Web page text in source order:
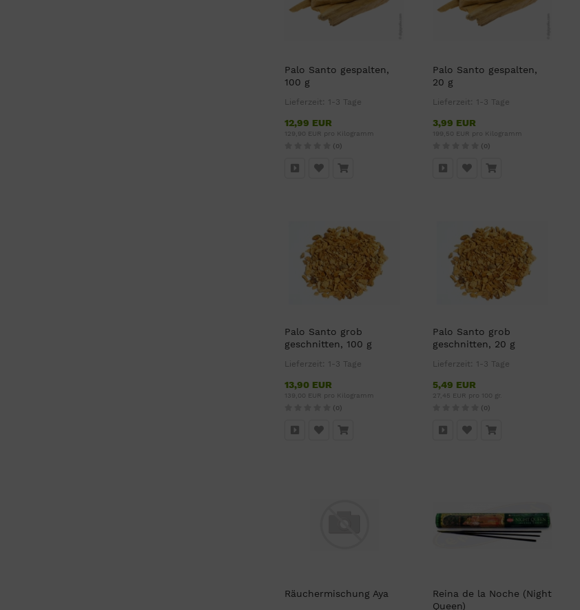
Palo Santo gespalten,
100 g
Lieferzeit: 1-3 Tage
12,99 EUR
129,90 EUR pro Kilogramm
(0)
Palo Santo gespalten,
20 g
Lieferzeit: 1-3 Tage
3,99 EUR
199,50 EUR pro Kilogramm
(0)
Palo Santo grob
geschnitten, 100 g
Lieferzeit: 1-3 Tage
13,90 EUR
139,00 EUR pro Kilogramm
(0)
Palo Santo grob
geschnitten, 20 g
Lieferzeit: 1-3 Tage
5,49 EUR
27,45 EUR pro 100 gr.
(0)
Räuchermischung Aya
Reina de la Noche (Night
Queen)